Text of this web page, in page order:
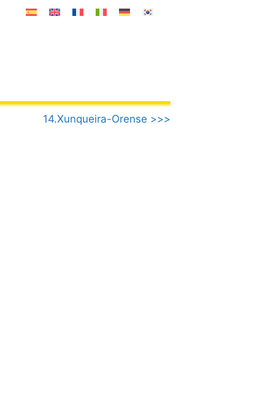
14.Xunqueira-Orense >>>